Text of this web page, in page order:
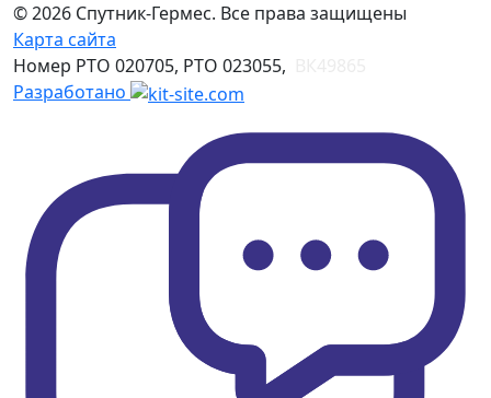
© 2026 Спутник-Гермес. Все права защищены
Карта сайта
Номер РТО 020705, РТО 023055,
Разработано